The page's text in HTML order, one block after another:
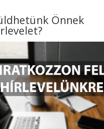
Önnek